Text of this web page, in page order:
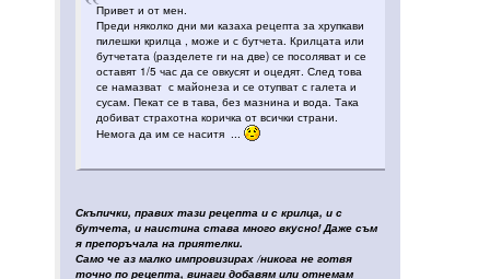
Привет и от мен.
Преди няколко дни ми казаха рецепта за хрупкави
пилешки крилца , може и с бутчета. Крилцата или
бутчетата (разделете ги на две) се посоляват и се
оставят 1/5 час да се овкусят и оцедят. След това
се намазват с майонеза и се отупват с галета и
сусам. Пекат се в тава, без мазнина и вода. Така
добиват страхотна коричка от всички страни.
Немога да им се наситя ...
Скъпички, правих тази рецепта и с крилца, и с
бутчета, и наистина става много вкусно! Даже съм
я препоръчала на приятелки.
Само че аз малко импровизирах /никога не готвя
точно по рецепта, винаги добавям или отнемам